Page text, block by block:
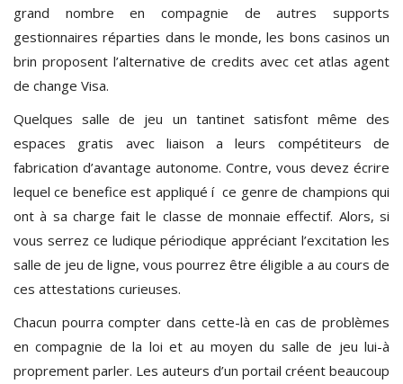
grand nombre en compagnie de autres supports
gestionnaires réparties dans le monde, les bons casinos un
brin proposent l’alternative de credits avec cet atlas agent
de change Visa.
Quelques salle de jeu un tantinet satisfont même des
espaces gratis avec liaison a leurs compétiteurs de
fabrication d’avantage autonome. Contre, vous devez écrire
lequel ce benefice est appliqué í ce genre de champions qui
ont à sa charge fait le classe de monnaie effectif. Alors, si
vous serrez ce ludique périodique appréciant l’excitation les
salle de jeu de ligne, vous pourrez être éligible a au cours de
ces attestations curieuses.
Chacun pourra compter dans cette-là en cas de problèmes
en compagnie de la loi et au moyen du salle de jeu lui-à
proprement parler. Les auteurs d’un portail créent beaucoup